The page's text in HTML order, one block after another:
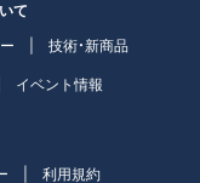
て
技術・新商品
イベント情報
利用規約